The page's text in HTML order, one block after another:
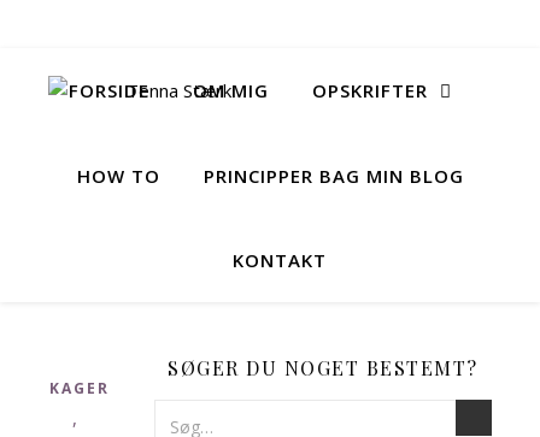
FORSIDE OM MIG OPSKRIFTER
HOW TO PRINCIPPER BAG MIN BLOG
KONTAKT
KAGER
,
SØGER DU NOGET BESTEMT?